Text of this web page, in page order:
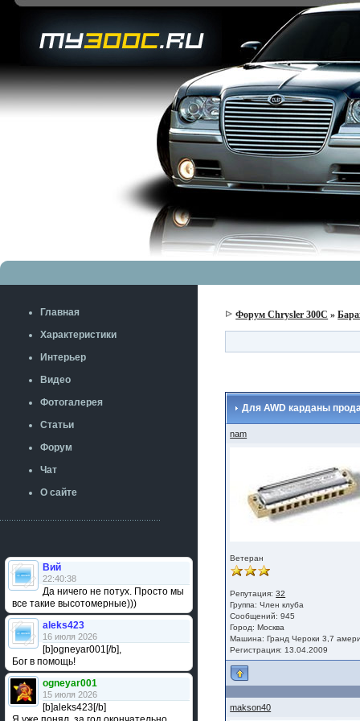
Главная
Характеристики
Интерьер
Видео
Фотогалерея
Статьи
Форум
Чат
О сайте
Вий
22:40:38
Да ничего не потух. Просто мы
все такие высотомерные)))
aleks423
16 июля 2026
[b]ogneyar001[/b],
Бог в помощь!
ogneyar001
15 июля 2026
[b]aleks423[/b]
Форум Chrysler 300C »
Для AWD карданы
nam
Ветеран
Репутация:32
Группа:Член клуба
Сообщений: 945
Город: Москва
Машина: Гранд Чероки 3,7
Регистрация: 13.04.2009
makson40